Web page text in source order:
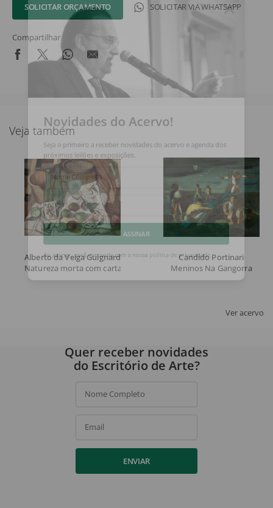
SOLICITAR ORÇAMENTO SOLICITAR VIA WHATSAPP
Compartilhar
Veja também
Alberto da Veiga Guignard
Natureza morta com cartas
Candido Portinari
Meninos Na Gangorra
Ver acervo
Novidades do Acervo!
Seja o primeiro a receber novidades do acervo e agenda dos
próximos leilões e exposições.
Nome Completo
Email
Ao assinar, você concorda com a nossa
Quer receber novidades
do Escritório de Arte?
Nome Completo
Email
ENVIAR